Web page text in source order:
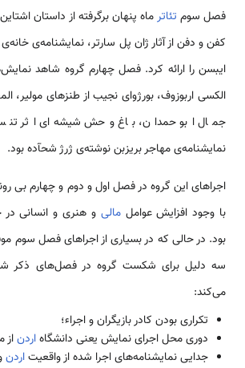
فصل سوم تئاترماه پنهان برگرفته از داستان
کفن و دفن از آثار ژان پل سارتر، نمایشنامه‌ی
ایبسن را ارائه کرد. فصل چهارم گروه شاهد
الکسی اربوزوف، بورژوای نجیب از طنز‌های مولیر،
جمال ابو حمدان، باغ وحش شیشه‌ای اثر
نمایشنامه‌ی مهاجر بریزبن نوشته‌ی ژرژ شحآده بود.
اجراهای این گروه در فصل اول و دوم و چهارم بی
با وجود افزایش عواملمالی و هنری و انسانی
بود. در حالی که در بسیاری از اجراهای فصل سوم
سه دلیل برای شکست گروه در فصل‌های ذکر
می‌کند:
تکراری بودن کادر بازیگران و اجراء؛
دوری محل اجرای نمایش یعنی دانشگاهاردناز
جدایی نمایشنامه‌های اجرا شده از واقعیتاردن